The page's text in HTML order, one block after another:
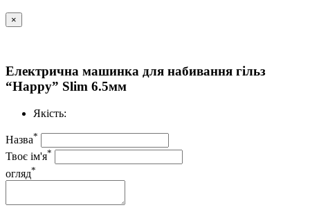
×
Електрична машинка для набивання гільз
“Happy” Slim 6.5мм
Якість:
Назва*
Твоє ім'я*
огляд*